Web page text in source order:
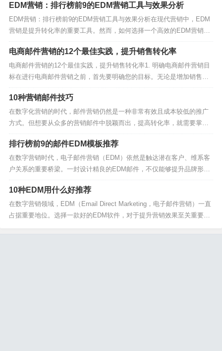
效果的技巧，帮助你在众多邮件中脱颖而出。1. 简洁明了的设计营销邮
件布局设计营销邮件时，保持布局简洁明了是关键...
EDM营销：排行榜前9的EDM营销工具与效果分析
EDM营销：排行榜前9的EDM营销工具与效果分析在现代营销中，EDM
营销是提升转化率的重要工具。然而，如何选择一个高效的EDM营销工
具，却是许多营销人员面临的挑战。本文将为你介绍排行榜前9的EDM
营销工具，并进行效果分析，帮助你找到最适合你的EDM营销工具！1.
MailchimpMailchimp...
电商邮件营销的12个最佳实践，提升销售转化率
电商邮件营销的12个最佳实践，提升销售转化率1. 明确电商邮件营销目
标在进行电商邮件营销之前，首先要明确您的目标。无论是增加销售
额、提升品牌知名度还是获取潜在客户，明确的目标将帮助您制定更有
效的营销策略。2. 构建高质量的电商邮件营销列表一个高质量的电商邮
件营销列表是成功的关键。确保您的邮件列表包含...
10种营销邮件技巧
在数字化营销的时代，邮件营销仍然是一种非常有效且成本较低的推广
方式。但想要从众多的营销邮件中脱颖而出，提高转化率，就需要掌握
一些关键的技巧。下面，我将为你分享10种实用的营销邮件技巧，帮助
你更好地触达潜在客户，提升销售效果。 一、精准定位目标受众 有效的
邮件营销始于对目标受众的深入了解。你需要明确你...
排行榜前9的邮件EDM模板推荐
在数字营销时代，电子邮件营销（EDM）依然是触达潜在客户、维系客
户关系的重要桥梁。一封设计精良的EDM邮件，不仅能够提升品牌形
象，还能有效促进用户转化。今天，就为大家推荐排行榜前9的邮件ED
M模板，帮助你的营销活动更上一层楼！ 一、欢迎邮件模板 当新用户注
册或订阅时，一封温馨的欢迎邮件必不可少。此类...
10种EDM用什么好推荐
在数字营销领域，EDM（Email Direct Marketing，电子邮件营销）一直
占据重要地位。选择一款好的EDM软件，对于提升营销效果至关重要。